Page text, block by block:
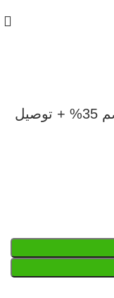
عرض علبتين مؤخر للرجال : خصم 35% + توصيل